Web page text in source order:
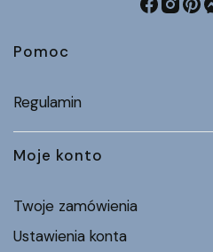
Linki w stopce
Pomoc
Regulamin
Moje konto
Twoje zamówienia
Ustawienia konta